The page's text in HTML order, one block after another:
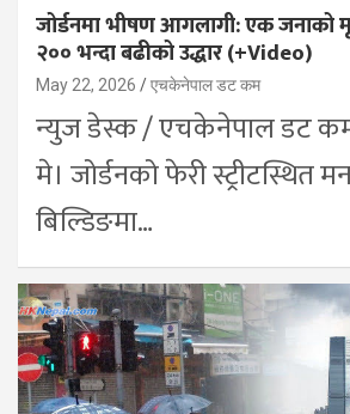
जोर्डनमा भीषण आगलागी: एक जनाको
२०० भन्दा बढीको उद्धार (+Video)
May 22, 2026 एचकेनेपाल डट कम
न्युज डेस्क / एचकेनेपाल डट
मे। जोर्डनको फेरी स्ट्रीटस्थित
बिल्डिङमा…